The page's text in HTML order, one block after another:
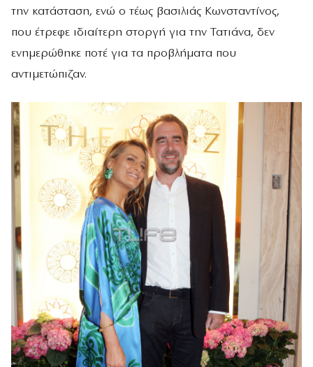
την κατάσταση, ενώ ο τέως βασιλιάς Κωνσταντίνος,
που έτρεφε ιδιαίτερη στοργή για την Τατιάνα, δεν
ενημερώθηκε ποτέ για τα προβλήματα που
αντιμετώπιζαν.